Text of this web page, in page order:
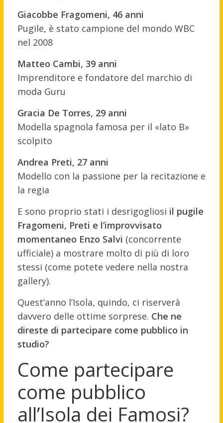
Giacobbe Fragomeni, 46 anni
Pugile, è stato campione del mondo WBC
nel 2008
Matteo Cambi, 39 anni
Imprenditore e fondatore del marchio di
moda Guru
Gracia De Torres, 29 anni
Modella spagnola famosa per il «lato B»
scolpito
Andrea Preti, 27 anni
Modello con la passione per la recitazione e
la regia
E sono proprio stati i desrigogliosi il pugile
Fragomeni, Preti e l’improvvisato
momentaneo Enzo Salvi (concorrente
ufficiale) a mostrare molto di più di loro
stessi (come potete vedere nella nostra
gallery).
Quest’anno l’Isola, quindo, ci riserverà
davvero delle ottime sorprese. Che ne
direste di partecipare come pubblico in
studio?
Come partecipare
come pubblico
all’Isola dei Famosi?